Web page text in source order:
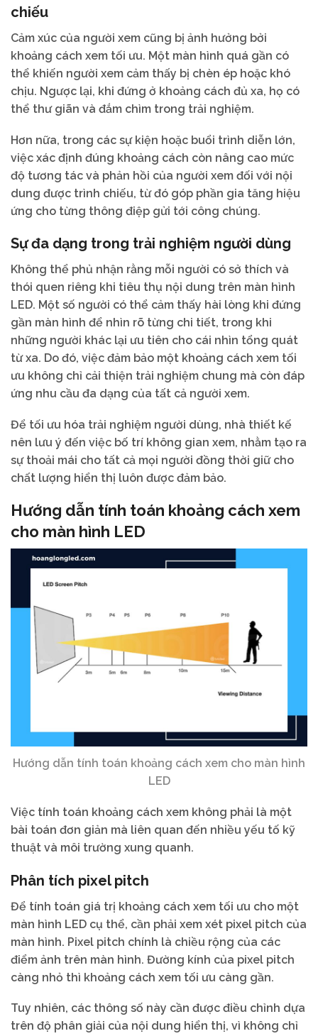
chiếu
Cảm xúc của người xem cũng bị ảnh hưởng bởi
khoảng cách xem tối ưu. Một màn hình quá gần có
thể khiến người xem cảm thấy bị chèn ép hoặc khó
chịu. Ngược lại, khi đứng ở khoảng cách đủ xa, họ có
thể thư giãn và đắm chìm trong trải nghiệm.
Hơn nữa, trong các sự kiện hoặc buổi trình diễn lớn,
việc xác định đúng khoảng cách còn nâng cao mức
độ tương tác và phản hồi của người xem đối với nội
dung được trình chiếu, từ đó góp phần gia tăng hiệu
ứng cho từng thông điệp gửi tới công chúng.
Sự đa dạng trong trải nghiệm người dùng
Không thể phủ nhận rằng mỗi người có sở thích và
thói quen riêng khi tiêu thụ nội dung trên màn hình
LED. Một số người có thể cảm thấy hài lòng khi đứng
gần màn hình để nhìn rõ từng chi tiết, trong khi
những người khác lại ưu tiên cho cái nhìn tổng quát
từ xa. Do đó, việc đảm bảo một khoảng cách xem tối
ưu không chỉ cải thiện trải nghiệm chung mà còn đáp
ứng nhu cầu đa dạng của tất cả người xem.
Để tối ưu hóa trải nghiệm người dùng, nhà thiết kế
nên lưu ý đến việc bố trí không gian xem, nhằm tạo ra
sự thoải mái cho tất cả mọi người đồng thời giữ cho
chất lượng hiển thị luôn được đảm bảo.
Hướng dẫn tính toán khoảng cách xem
cho màn hình LED
Hướng dẫn tính toán khoảng cách xem cho màn hình
LED
Việc tính toán khoảng cách xem không phải là một
bài toán đơn giản mà liên quan đến nhiều yếu tố kỹ
thuật và môi trường xung quanh.
Phân tích pixel pitch
Để tính toán giá trị khoảng cách xem tối ưu cho một
màn hình LED cụ thể, cần phải xem xét pixel pitch của
màn hình. Pixel pitch chính là chiều rộng của các
điểm ảnh trên màn hình. Đường kính của pixel pitch
càng nhỏ thì khoảng cách xem tối ưu càng gần.
Tuy nhiên, các thông số này cần được điều chỉnh dựa
trên độ phân giải của nội dung hiển thị, vì không chỉ